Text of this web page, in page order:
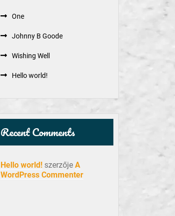
One
Johnny B Goode
Wishing Well
Hello world!
Recent Comments
Hello world! szerzője A
WordPress Commenter